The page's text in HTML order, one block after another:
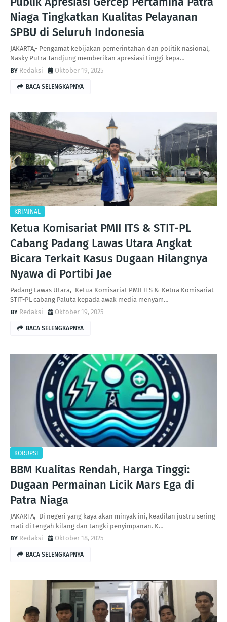
Niaga Tingkatkan Kualitas Pelayanan
SPBU di Seluruh Indonesia
JAKARTA,- Pengamat kebijakan pemerintahan dan politik nasional,
Nasky Putra Tandjung memberikan apresiasi tinggi kepa…
Redaksi
Oktober 19, 2025
BACA SELENGKAPNYA
KRIMINAL
Ketua Komisariat PMII ITS & STIT-PL
Cabang Padang Lawas Utara Angkat
Bicara Terkait Kasus Dugaan Hilangnya
Nyawa di Portibi Jae
Padang Lawas Utara,- Ketua Komisariat PMII ITS & Ketua Komisariat
STIT-PL cabang Paluta kepada awak media menyam…
Redaksi
Oktober 19, 2025
BACA SELENGKAPNYA
KORUPSI
BBM Kualitas Rendah, Harga Tinggi:
Dugaan Permainan Licik Mars Ega di
Patra Niaga
JAKARTA,- Di negeri yang kaya akan minyak ini, keadilan justru sering
mati di tengah kilang dan tangki penyimpanan. K…
Redaksi
Oktober 18, 2025
BACA SELENGKAPNYA